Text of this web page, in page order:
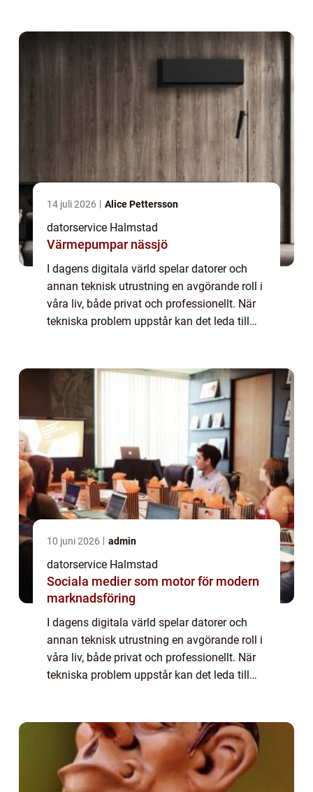
14 juli 2026 Alice Pettersson
datorservice Halmstad
Värmepumpar nässjö
I dagens digitala värld spelar datorer och
annan teknisk utrustning en avgörande roll i
våra liv, både privat och professionellt. När
tekniska problem uppstår kan det leda till
10 juni 2026 admin
datorservice Halmstad
Sociala medier som motor för modern
marknadsföring
I dagens digitala värld spelar datorer och
annan teknisk utrustning en avgörande roll i
våra liv, både privat och professionellt. När
tekniska problem uppstår kan det leda till